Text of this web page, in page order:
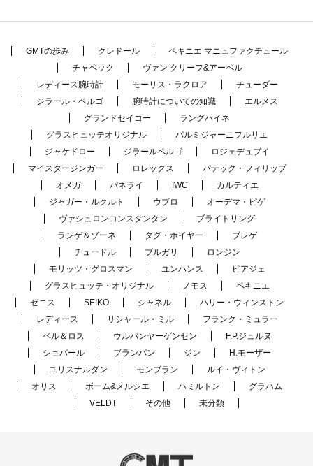
GMTの歩み クレドール
ペキニエ マニュファクチュール
チャペック
ヴァン クリーフ&アーペル
レディース腕時計
モーリス・ラクロア
チューダー
ジラール・ペルゴ
腕時計についての知識
エルメス
グランドセイコー
ラングハイネ
グラスヒュッテオリジナル
パルミジャーニフルリエ
ジャケドロー
ジラールペルゴ
ロジェデュブイ
マイスタージンガー
ロレックス
パテック・フィリップ
オメガ
パネライ IWC
カルティエ
ジャガー・ルクルト
ウブロ
オーデマ・ピゲ
ヴァシュロンコンスタンタン
ブライトリング
ランゲ＆ゾーネ
タグ・ホイヤー
ブレゲ
チュードル
ブルガリ
ロンジン
モリッツ・グロスマン
ユンハンス
ピアジェ
グラスヒュッテ・オリジナル
ノモス
ペキニエ
ゼニス
SEIKO シャネル
ハリー・ウィンストン
レディース
リシャール・ミル
フランク・ミュラー
ベル＆ロス
ウルバンヤーゲンセン
F.P.ジュルヌ
ショパール
ブランパン ジン
H.モーザー
ユリスナルダン
モンブラン
ルイ・ヴィトン
オリス
ボーム&メルシエ ハミルトン
グラハム
VELDT
その他 未分類